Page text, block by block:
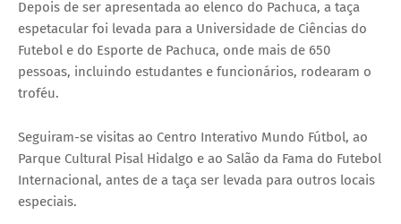
Depois de ser apresentada ao elenco do Pachuca, a taça
espetacular foi levada para a Universidade de Ciências do
Futebol e do Esporte de Pachuca, onde mais de 650
pessoas, incluindo estudantes e funcionários, rodearam o
troféu.
Seguiram-se visitas ao Centro Interativo Mundo Fútbol, ao
Parque Cultural Pisal Hidalgo e ao Salão da Fama do Futebol
Internacional, antes de a taça ser levada para outros locais
especiais.